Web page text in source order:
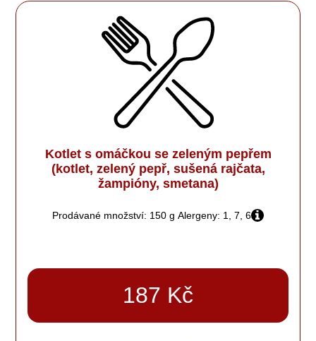
Kotlet s omáčkou se zeleným pepřem
(kotlet, zelený pepř, sušená rajčata,
žampióny, smetana)
Prodávané množství: 150 g Alergeny: 1, 7, 6
187 Kč